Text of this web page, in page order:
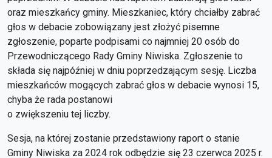
oraz mieszkańcy gminy. Mieszkaniec, który chciałby zabrać
głos w debacie zobowiązany jest złożyć pisemne
zgłoszenie, poparte podpisami co najmniej 20 osób do
Przewodniczącego Rady Gminy Niwiska. Zgłoszenie to
składa się najpóźniej w dniu poprzedzającym sesję. Liczba
mieszkańców mogących zabrać głos w debacie wynosi 15,
chyba że rada postanowi
o zwiększeniu tej liczby.
Sesja, na której zostanie przedstawiony raport o stanie
Gminy Niwiska za 2024 rok odbędzie się 23 czerwca 2025 r.